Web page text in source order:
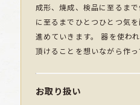
成形、焼成、検品に至るま
に至るまでひとつひとつ気
進めていきます。 器を使わ
頂けることを想いながら作っ
お取り扱い